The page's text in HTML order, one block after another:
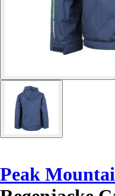
Peak